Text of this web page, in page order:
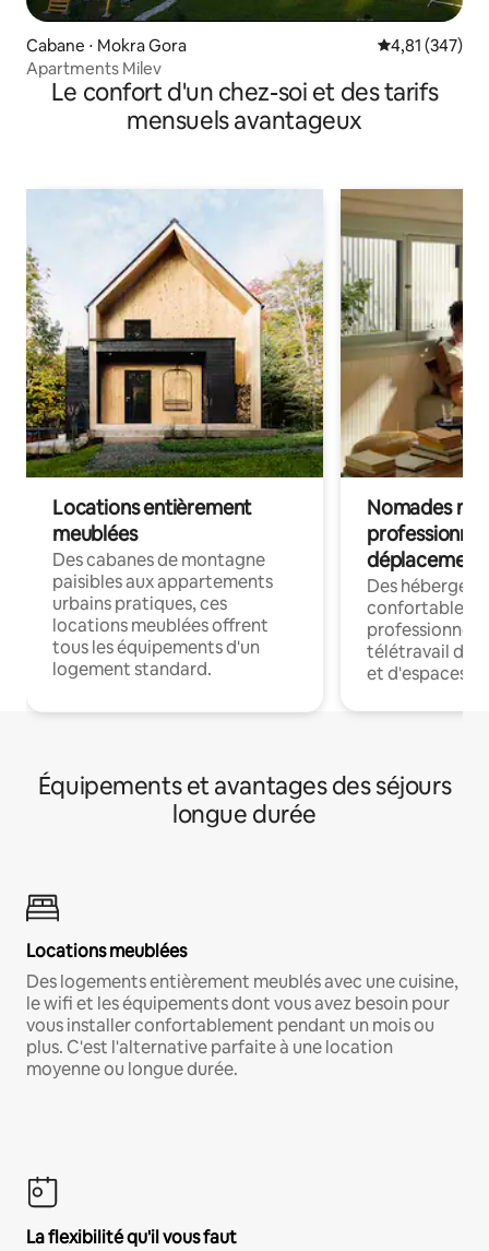
Cabane ⋅ Mokra Gora Évaluation
4,81 (347)
Apartments Milev
Le confort d'un chez-soi et des tarifs
mensuels avantageux
Locations entièrement
meublées
Des cabanes de montagne
paisibles aux appartements
urbains pratiques, ces
locations meublées offrent
tous les équipements d'un
logement standard.
Nomades
déplacement
Des
confortables
professionnels
télétravail
et d'espaces
Équipements et avantages des séjours
longue durée
Locations meublées
Des logements entièrement meublés avec une cuisine,
le wifi et les équipements dont vous avez besoin pour
vous installer confortablement pendant un mois ou
plus. C'est l'alternative parfaite à une location
moyenne ou longue durée.
La flexibilité qu'il vous faut